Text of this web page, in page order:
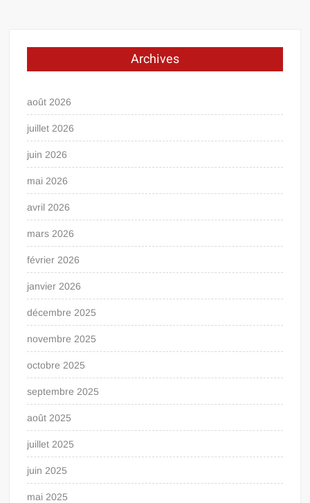
Archives
août 2026
juillet 2026
juin 2026
mai 2026
avril 2026
mars 2026
février 2026
janvier 2026
décembre 2025
novembre 2025
octobre 2025
septembre 2025
août 2025
juillet 2025
juin 2025
mai 2025